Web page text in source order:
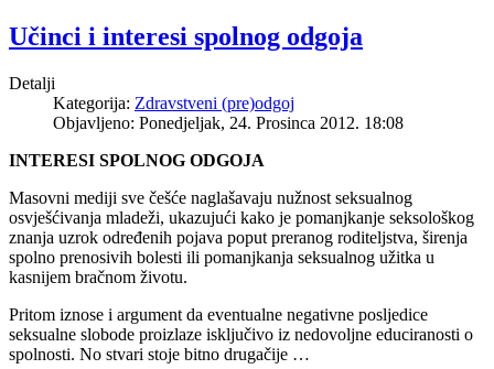
Učinci i interesi spolnog odgoja
Detalji
Kategorija: Zdravstveni (pre)odgoj
Objavljeno: Ponedjeljak, 24. Prosinca 2012. 18:08
INTERESI SPOLNOG ODGOJA
Masovni mediji sve češće naglašavaju nužnost seksualnog
osvješćivanja mladeži, ukazujući kako je pomanjkanje seksološkog
znanja uzrok određenih pojava poput preranog roditeljstva, širenja
spolno prenosivih bolesti ili pomanjkanja seksualnog užitka u
kasnijem bračnom životu.
Pritom iznose i argument da eventualne negativne posljedice
seksualne slobode proizlaze isključivo iz nedovoljne educiranosti o
spolnosti. No stvari stoje bitno drugačije …